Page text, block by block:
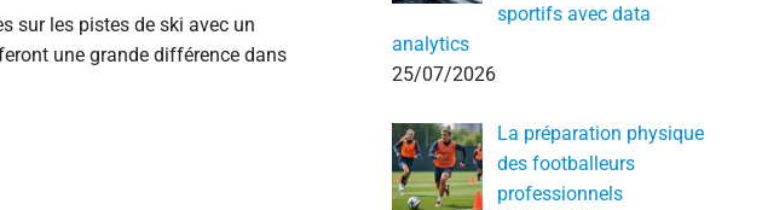
sur les pistes de ski avec un
une grande différence dans
sportifs avec data
analytics
25/07/2026
La préparation physique
des footballeurs
professionnels